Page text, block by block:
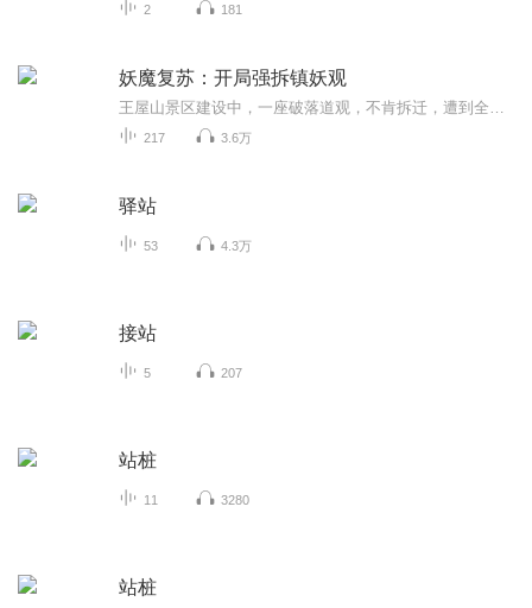
2 181
妖魔复苏：开局强拆镇妖观
217 3.6万
驿站
53 4.3万
接站
5 207
站桩
11 3280
站桩